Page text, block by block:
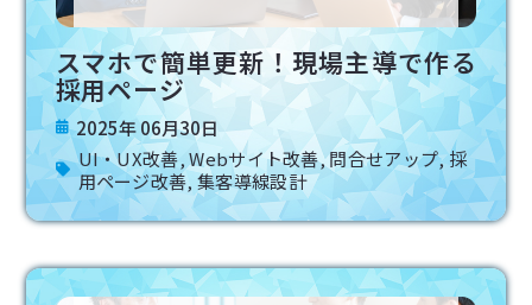
スマホで簡単更新！現場主導で作る
採用ページ
2025年 06月30日
UI・UX改善,Webサイト改善,問合せアップ,採
用ページ改善,集客導線設計